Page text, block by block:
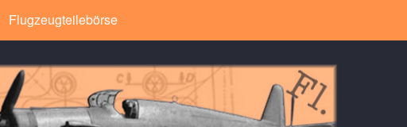
Flugzeugteilebörse